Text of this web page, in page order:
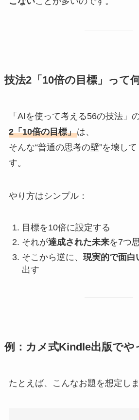
技法2「10倍の目標」って
「AIを使って考える56の技法」
2「10倍の目標」は、
そんな“普通の思考の壁”を壊し
す。
やり方はシンプル：
目標を10倍に設定する
それが達成された未来を7つ
そこから逆に、 現実的で面白
出す
例：カメ式Kindle出版でや
たとえば、こんなお題を想定しま